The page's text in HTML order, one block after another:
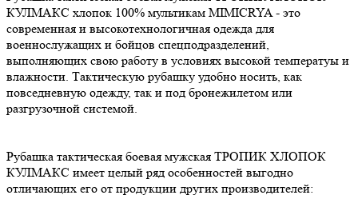
КУЛМАКС хлопок 100% мультикам MIMICRYA - это
современная и высокотехнологичная одежда для
военнослужащих и бойцов спецподразделений,
выполняющих свою работу в условиях высокой температуы и
влажности. Тактическую рубашку удобно носить, как
повседневную одежду, так и под бронежилетом или
разгрузочной системой.
Рубашка тактическая боевая мужская ТРОПИК ХЛОПОК
КУЛМАКС имеет целый ряд особенностей выгодно
отличающих его от продукции других производителей: